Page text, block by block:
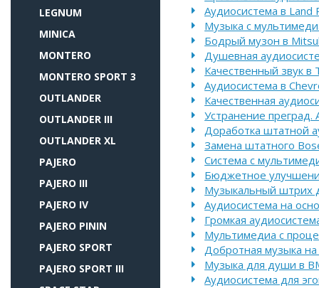
LEGNUM
MINICA
MONTERO
MONTERO SPORT 3
OUTLANDER
OUTLANDER III
OUTLANDER XL
PAJERO
PAJERO III
PAJERO IV
PAJERO PININ
PAJERO SPORT
PAJERO SPORT III
Аудиосистема в Land
Музыка с
Бодрый музон в
Душевная
Качественный звук в
Аудиосистема в
Качественная
Устранение
Доработка штатной
Замена штатного
Система с
Бюджетное
Музыкальный штрих
Аудиосистема на
Громкая
Мультимедиа с
Добротная музыка на
Музыка для души в
Аудиосистема для